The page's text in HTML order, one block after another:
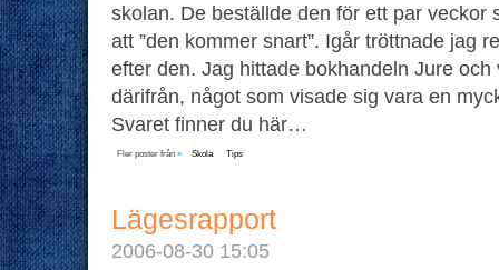
skolan. De beställde den för ett par veckor
att ”den kommer snart”. Igår tröttnade jag
efter den. Jag hittade bokhandeln Jure
därifrån, något som visade sig vara en
Svaret finner du här…
Fler poster från » Skola Tips
Lägesrapport
2006-08-30 15:05